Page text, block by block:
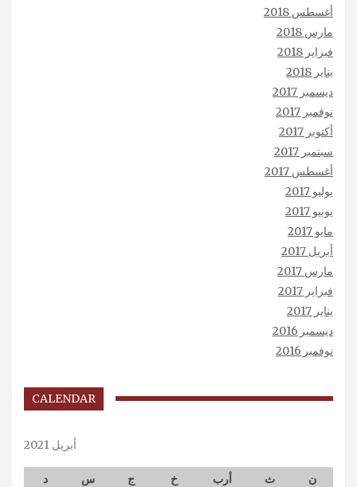
أغسطس 2018
مارس 2018
فبراير 2018
يناير 2018
ديسمبر 2017
نوفمبر 2017
أكتوبر 2017
سبتمبر 2017
أغسطس 2017
يوليو 2017
يونيو 2017
مايو 2017
أبريل 2017
مارس 2017
فبراير 2017
يناير 2017
ديسمبر 2016
نوفمبر 2016
CALENDAR
أبريل 2021
ن ث أرب خ ج س
د